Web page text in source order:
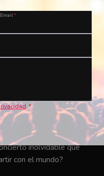
¡Envía tu
ese increíble momento
el escenario? ¿O
inolvidable que
con el mundo?
Email*
.*